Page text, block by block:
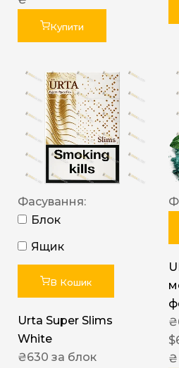
Купити
Фасування:
Блок
Ящик
В Кошик
Urta Super Slims
White
₴630 за блок
₴
$
₴